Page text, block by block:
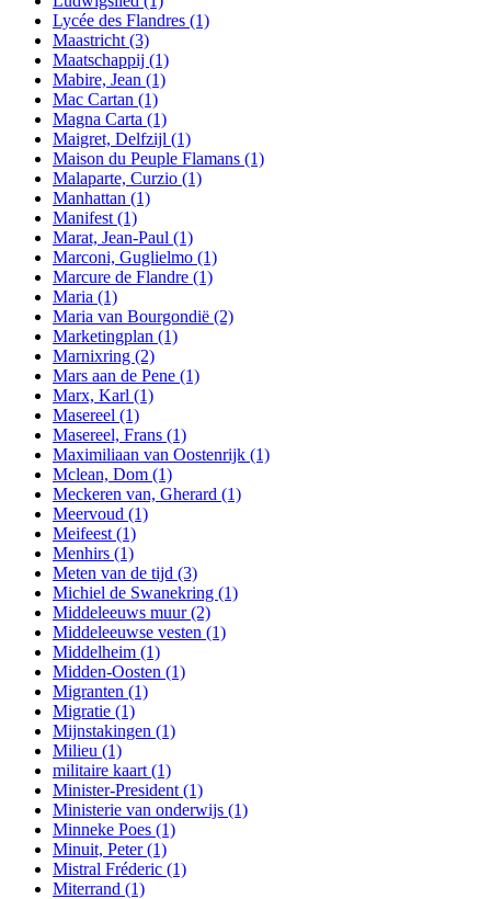
Lycée des Flandres (1)
Maastricht (3)
Maatschappij (1)
Mabire, Jean (1)
Mac Cartan (1)
Magna Carta (1)
Maigret, Delfzijl (1)
Maison du Peuple Flamans (1)
Malaparte, Curzio (1)
Manhattan (1)
Manifest (1)
Marat, Jean-Paul (1)
Marconi, Guglielmo (1)
Marcure de Flandre (1)
Maria (1)
Maria van Bourgondië (2)
Marketingplan (1)
Marnixring (2)
Mars aan de Pene (1)
Marx, Karl (1)
Masereel (1)
Masereel, Frans (1)
Maximiliaan van Oostenrijk (1)
Mclean, Dom (1)
Meckeren van, Gherard (1)
Meervoud (1)
Meifeest (1)
Menhirs (1)
Meten van de tijd (3)
Michiel de Swanekring (1)
Middeleeuws muur(2)
Middeleeuwse vesten (1)
Middelheim (1)
Midden-Oosten (1)
Migranten (1)
Migratie (1)
Mijnstakingen (1)
Milieu (1)
militaire kaart (1)
Minister-President (1)
Ministerie van onderwijs (1)
Minneke Poes (1)
Minuit, Peter(1)
Mistral Fréderic (1)
Miterrand (1)